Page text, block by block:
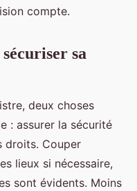
compte.
sa
deux choses
: assurer la sécurité
droits. Couper
lieux si nécessaire,
sont évidents. Moins